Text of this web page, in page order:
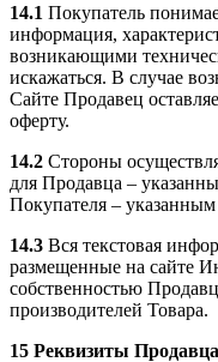
14.1 Покупатель
информация,
возникающими
искажаться. В случае
Сайте Продавец
оферту.
14.2 Стороны
для Продавца –
Покупателя –
14.3 Вся текстовая
размещенные на сайте
собственностью
производителей Товара.
15 Реквизиты